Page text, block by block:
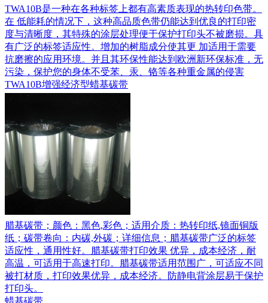
TWA10B是一种在各种标签上都有高素质表现的热转印色带。
在 低能耗的情况下，这种高品质色带仍能达到优良的打印密
度与清晰度，其特殊的涂层处理便于保护打印头不被磨损。具
有广泛的标签适应性。增加的树脂成分使其更 加适用于需要
抗磨擦的应用环境。并且其环保性能达到欧洲新环保标准，无
污染，保护您的身体不受苯、汞、铬等各种重金属的侵害
TWA10B增强经济型蜡基碳带
腊基碳带；颜色：黑色,彩色；适用介质：热转印纸,镜面铜版
纸；碳带卷向：内碳,外碳；详细信息；腊基碳带广泛的标签
适应性，通用性好。腊基碳带打印效果 优异，成本经济，耐
高温，可适用于高速打印。腊基碳带适用范围广，可适应不同
被打材质，打印效果优异，成本经济。防静电背涂层易于保护
打印头。
蜡基碳带